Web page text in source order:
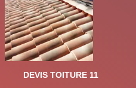
DEVIS TOITURE 11